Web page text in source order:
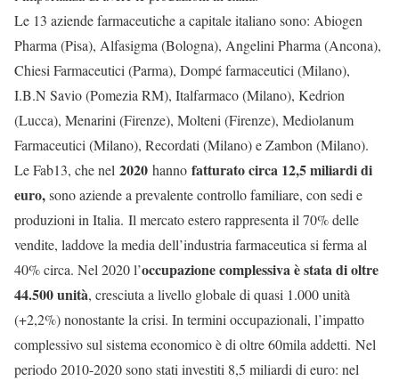
Le 13 aziende farmaceutiche a capitale italiano sono: Abiogen
Pharma (Pisa), Alfasigma (Bologna), Angelini Pharma (Ancona),
Chiesi Farmaceutici (Parma), Dompé farmaceutici (Milano),
I.B.N Savio (Pomezia RM), Italfarmaco (Milano), Kedrion
(Lucca), Menarini (Firenze), Molteni (Firenze), Mediolanum
Farmaceutici (Milano), Recordati (Milano) e Zambon (Milano).
Le Fab13, che nel 2020 hanno fatturato circa 12,5 miliardi di
euro,sono aziende a prevalente controllo familiare, con sedi e
produzioni in Italia. Il mercato estero rappresenta il 70% delle
vendite, laddove la media dell’industria farmaceutica si ferma al
40% circa. Nel 2020 l’occupazione complessiva è stata di oltre
44.500 unità, cresciuta a livello globale di quasi 1.000 unità
(+2,2%) nonostante la crisi. In termini occupazionali, l’impatto
complessivo sul sistema economico è di oltre 60mila addetti. Nel
periodo 2010-2020 sono stati investiti 8,5 miliardi di euro: nel